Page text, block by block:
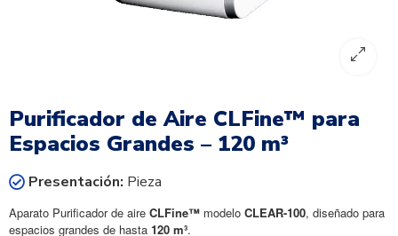
Purificador de Aire CLFine™ para
Espacios Grandes – 120 m³
Presentación: Pieza
Aparato Purificador de aire CLFine™ modelo CLEAR-100, diseñado para
espacios grandes de hasta 120 m³.